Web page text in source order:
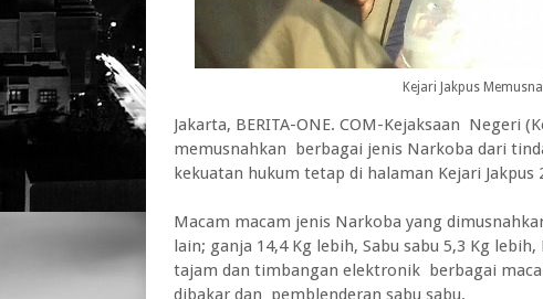
Kejari Jakpus
Jakarta, BERITA-ONE. COM-Kejaksaan Negeri
memusnahkan berbagai jenis Narkoba dari
kekuatan hukum tetap di halaman Kejari Jakpus
Macam macam jenis Narkoba yang
lain; ganja 14,4 Kg lebih, Sabu sabu 5,3 Kg
tajam dan timbangan elektronik berbagai
dibakar dan pemblenderan sabu sabu.